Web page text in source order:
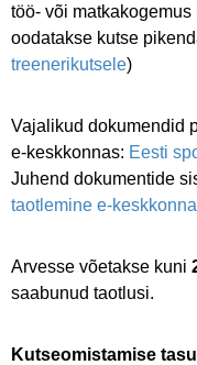
töö- või
oodatakse kutse
treenerikutsele)
Vajalikud dokumendid
e-keskkonnas: Eesti
Juhend dokumentide
taotlemine e-
Arvesse võetakse kuni
saabunud taotlusi.
Kutseomistamise